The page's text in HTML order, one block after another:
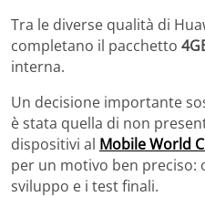
Tra le diverse qualità di
completano il pacchetto
interna.
Un decisione importante
è stata quella di non
dispositivi al Mobile World
per un motivo ben preciso:
sviluppo e i test finali.